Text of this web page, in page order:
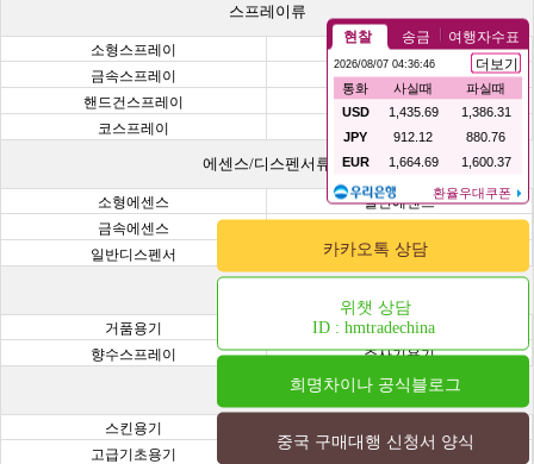
카카오톡 상담
위챗 상담
ID : hmtradechina
희명차이나 공식블로그
중국 구매대행 신청서 양식
스프레이류
소형스프레이
일반스프레이
금속스프레이
미니건스프레이
핸드건스프레이
초정밀건스프레이
코스프레이
헤어스프레이
에센스/디스펜서류
소형에센스
일반에센스
금속에센스
일반디스펜서
금속디스펜서
거품용기
진공용기
향수스프레이
주사기용기
화장품 용기
스킨용기
고급기초용기
크림용기